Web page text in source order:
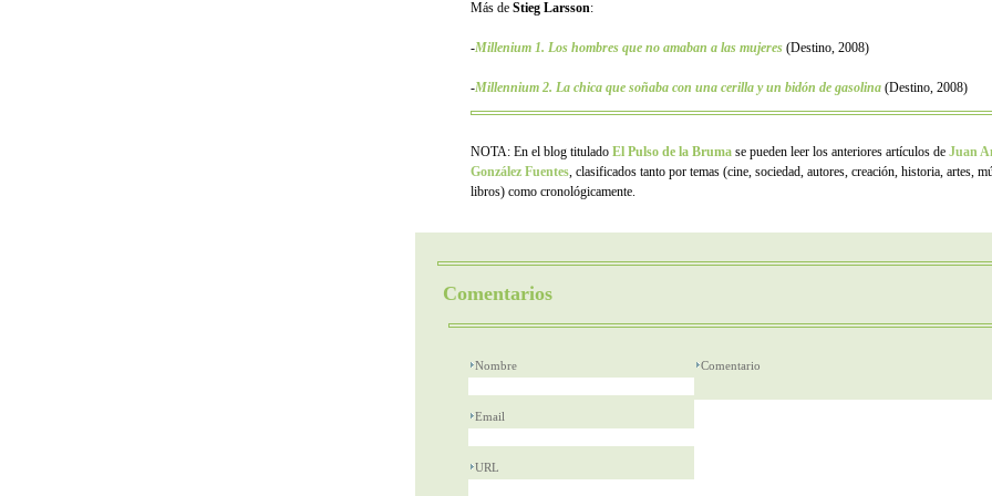
Más de Stieg Larsson:
-Millenium 1. Los hombres que no amaban a las mujeres (Destino, 2008)
-Millennium 2. La chica que soñaba con una cerilla y un bidón de gasolina (Destino, 2008)
NOTA: En el blog titulado El Pulso de la Bruma se pueden leer los anteriores artículos de Juan
González Fuentes, clasificados tanto por temas (cine, sociedad, autores, creación, historia, artes,
libros) como cronológicamente.
Comentarios
Nombre
Email
URL
Comentario